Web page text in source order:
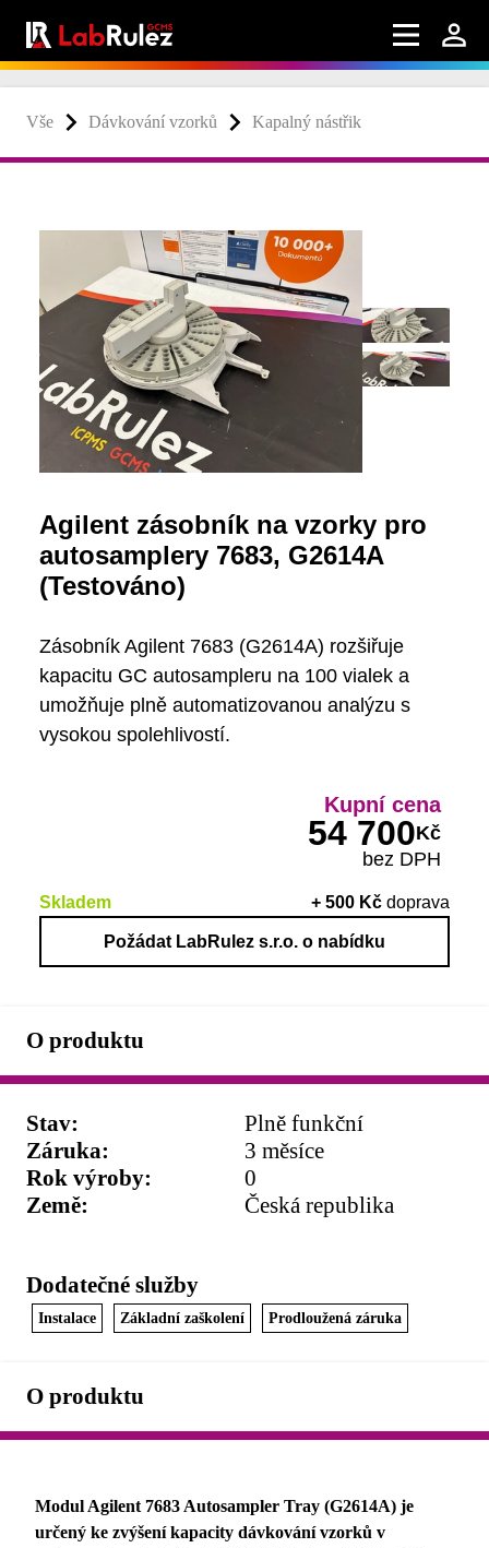
Vše Dávkování vzorků Kapalný nástřik
Agilent zásobník na vzorky pro
autosamplery 7683, G2614A
(Testováno)
Zásobník Agilent 7683 (G2614A) rozšiřuje
kapacitu GC autosampleru na 100 vialek a
umožňuje plně automatizovanou analýzu s
vysokou spolehlivostí.
Kupní cena
54 700Kč
bez DPH
Skladem + 500 Kč doprava
Požádat LabRulez s.r.o. o nabídku
O produktu
Stav:
Plně funkční
Záruka:
3 měsíce
Rok výroby:
0
Země: Česká republika
Dodatečné služby
Instalace Základní zaškolení Prodloužená záruka
O produktu
Modul Agilent 7683 Autosampler Tray (G2614A) je
určený ke zvýšení kapacity dávkování vzorků v